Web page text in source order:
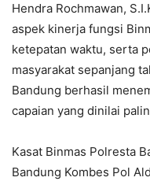
Hendra Rochmawan,
aspek kinerja fungsi
ketepatan waktu, serta
masyarakat sepanjang
Bandung berhasil
capaian yang dinilai
Kasat Binmas Polresta
Bandung Kombes Pol